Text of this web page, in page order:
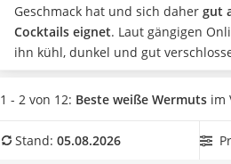
Gemüsebrühe
Eiskaffee-Pulver
Irischer Whiskey
Grapefruitkernextrakt
Matcha-Set
MCT-Öl
Geschmack hat und sich daher gut
Cocktails eignet. Laut gängigen
ihn kühl, dunkel und gut
Geschmack und die Qualität zu
ihn innerhalb von 6 Monaten nach
einen praktischen Verschluss
1 - 2 von 12: Beste weiße Wermuts im
Stand: 05.08.2026